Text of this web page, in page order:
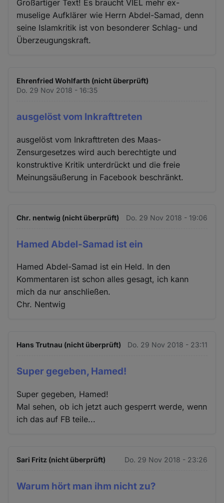
Großartiger Text! Es braucht VIEL mehr ex-
muselige Aufklärer wie Herrn Abdel-Samad, denn
seine Islamkritik ist von besonderer Schlag- und
Überzeugungskraft.
Ehrenfried Wohlfarth (nicht überprüft)
Do. 29 Nov 2018 - 16:35
ausgelöst vom Inkrafttreten
ausgelöst vom Inkrafttreten des Maas-
Zensurgesetzes wird auch berechtigte und
konstruktive Kritik unterdrückt und die freie
Meinungsäußerung in Facebook beschränkt.
Chr. nentwig (nicht überprüft) Do. 29 Nov 2018 - 19:06
Hamed Abdel-Samad ist ein
Hamed Abdel-Samad ist ein Held. In den
Kommentaren ist schon alles gesagt, ich kann
mich da nur anschließen.
Chr. Nentwig
Hans Trutnau (nicht überprüft) Do. 29 Nov 2018 - 23:11
Super gegeben, Hamed!
Super gegeben, Hamed!
Mal sehen, ob ich jetzt auch gesperrt werde, wenn
ich das auf FB teile...
Sari Fritz (nicht überprüft) Do. 29 Nov 2018 - 23:26
Warum hört man ihm nicht zu?